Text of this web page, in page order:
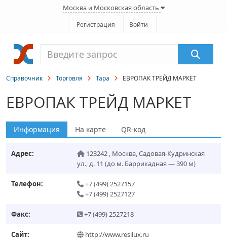
Москва и Московская область
Регистрация Войти
Справочник Торговля Тара ЕВРОПАК ТРЕЙД МАРКЕТ
ЕВРОПАК ТРЕЙД МАРКЕТ
Информация На карте QR-код
Адрес: 123242 , Москва,Садовая-Кудринская
ул., д. 11 (до м. Баррикадная — 390 м)
Телефон:
+7 (499) 2527157
+7 (499) 2527127
Факс: +7 (499) 2527218
Сайт: http://www.resilux.ru